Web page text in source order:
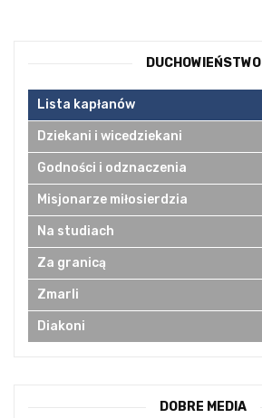
DUCHOWIEŃSTWO
Lista kapłanów
Dziekani i wicedziekani
Godności i odznaczenia
Misjonarze miłosierdzia
Na studiach
Za granicą
Zmarli
Diakoni
DOBRE MEDIA